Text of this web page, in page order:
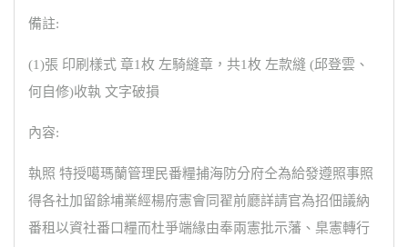
備註:
(1)張 印刷樣式 章1枚 左騎縫章，共1枚 左款縫 (邱登雲、
何自修)收執 文字破損
內容:
執照 特授噶瑪蘭管理民番糧捕海防分府仝為給發遵照事照
得各社加留餘埔業經楊府憲會同翟前廳詳請官為招佃議納
番租以資社番口糧而杜爭端緣由奉兩憲批示藩、臬憲轉行